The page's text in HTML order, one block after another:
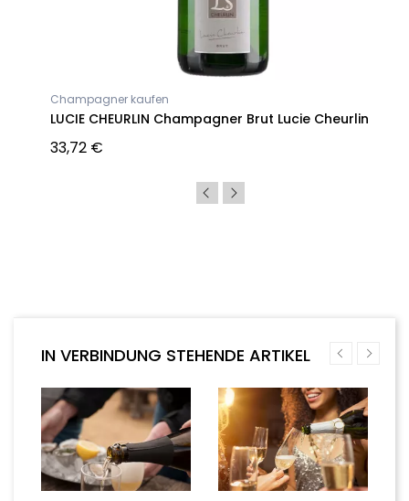
Champagner kaufen
LUCIE CHEURLIN Champagner Brut Lucie Cheurlin
33,72 €
IN VERBINDUNG STEHENDE ARTIKEL